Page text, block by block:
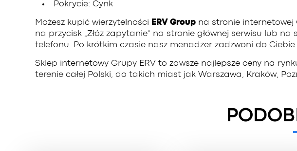
Pokrycie: Cynk
Możesz kupić wierzytelności ERV Group na stronie internetowej
na przycisk „Złóż zapytanie” na stronie głównej serwisu lub
telefonu. Po krótkim czasie nasz menadżer zadzwoni do
Sklep internetowy Grupy ERV to zawsze najlepsze ceny na
terenie całej Polski, do takich miast jak Warszawa, Kraków,